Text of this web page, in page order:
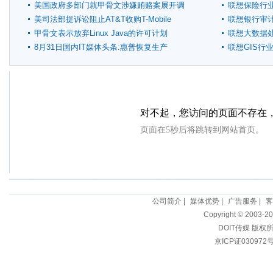
美国政府多部门就甲骨文涉嫌贿赂案展开调
查
美司法部提诉讼阻止AT&T收购T-Mobile
甲骨文表示放弃Linux Java的许可计划
8月31日国内IT媒体头条:惠普恢复生产
联想保险行
联想银行审
联想大数据
联想GIS行
公司简介| 媒体优势| 广告服务
Copyright © 2003-
DOIT传媒 版权
京ICP证030972